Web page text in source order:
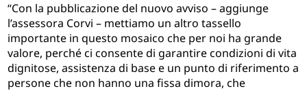
“Con la pubblicazione del nuovo avviso – aggiunge
l’assessora Corvi – mettiamo un altro tassello
importante in questo mosaico che per noi ha grande
valore, perché ci consente di garantire condizioni di vita
dignitose, assistenza di base e un punto di riferimento a
persone che non hanno una fissa dimora, che